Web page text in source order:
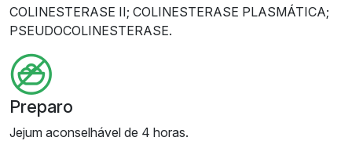
COLINESTERASE II; COLINESTERASE PLASMÁTICA;
PSEUDOCOLINESTERASE.
Preparo
Jejum aconselhável de 4 horas.